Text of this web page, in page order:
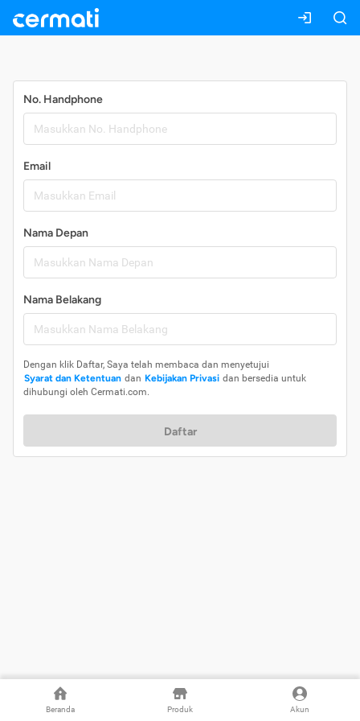
Beranda Produk Akun
No. Handphone
Email
Nama Depan
Nama Belakang
Dengan klik Daftar, Saya telah membaca dan menyetujui
Syarat dan Ketentuan dan Kebijakan Privasi dan bersedia untuk
dihubungi oleh Cermati.com.
Daftar